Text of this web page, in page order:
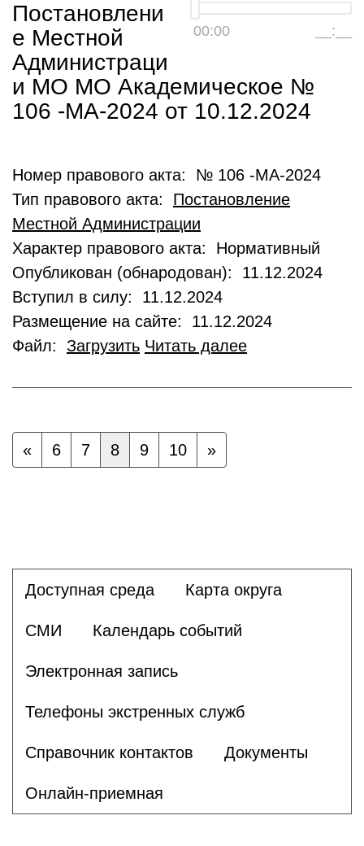
00:00 __:__
Постановлени
е Местной
Администраци
и МО МО Академическое №
106 -МА-2024 от 10.12.2024
Номер правового акта: № 106 -МА-2024
Тип правового акта: Постановление
Местной Администрации
Характер правового акта: Нормативный
Опубликован (обнародован): 11.12.2024
Вступил в силу: 11.12.2024
Размещение на сайте: 11.12.2024
Файл: Загрузить Читать далее
« 6 7 8 9 10 »
Доступная среда Карта округа
СМИ Календарь событий
Электронная запись
Телефоны экстренных служб
Справочник контактов Документы
Онлайн-приемная